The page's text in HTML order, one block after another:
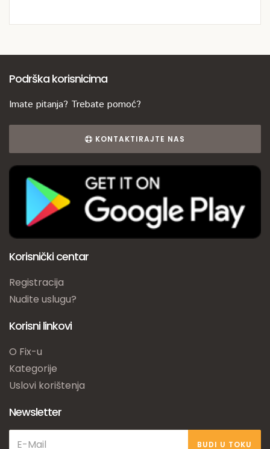
Podrška korisnicima
Imate pitanja? Trebate pomoć?
KONTAKTIRAJTE NAS
Korisnički centar
Registracija
Nudite uslugu?
Korisni linkovi
O Fix-u
Kategorije
Uslovi korištenja
Newsletter
BUDI U TOKU